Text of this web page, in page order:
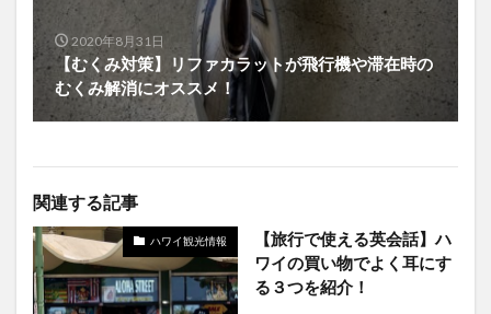
2020年8月31日
【むくみ対策】リファカラットが飛行機や滞在時の
むくみ解消にオススメ！
関連する記事
ハワイ観光情報
【旅行で使える英会話】ハ
ワイの買い物でよく耳にす
る３つを紹介！